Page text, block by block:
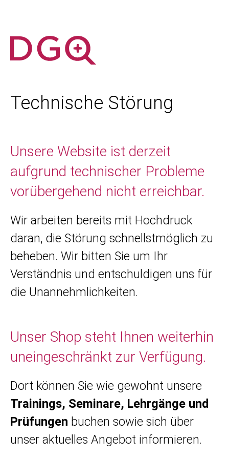
Technische Störung
Unsere Website ist derzeit
aufgrund technischer Probleme
vorübergehend nicht erreichbar.
Wir arbeiten bereits mit Hochdruck
daran, die Störung schnellstmöglich zu
beheben. Wir bitten Sie um Ihr
Verständnis und entschuldigen uns für
die Unannehmlichkeiten.
Unser Shop steht Ihnen weiterhin
uneingeschränkt zur Verfügung.
Dort können Sie wie gewohnt unsere
Trainings, Seminare, Lehrgänge und
Prüfungen buchen sowie sich über
unser aktuelles Angebot informieren.